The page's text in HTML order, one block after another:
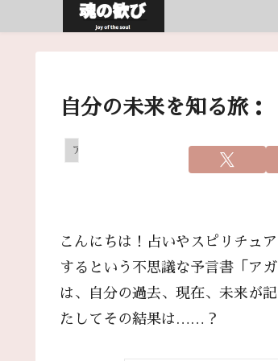
自分の未来を知る旅
アガスティアの葉
こんにちは！占いやスピリチュ
するという不思議な予言書「ア
は、自分の過去、現在、未来が
たしてその結果は……？